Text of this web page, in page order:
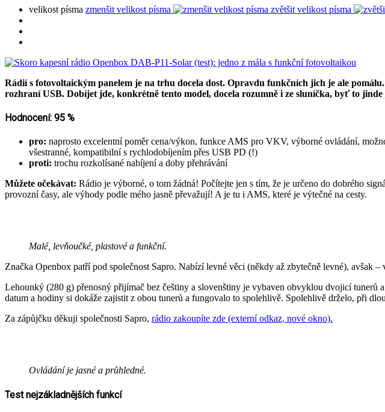
velikost písma zmenšit velikost písma zvětšit velikost písma
Rádií s fotovoltaickým panelem je na trhu docela dost. Opravdu funkčních jich je ale
rozhraní USB. Dobíjet jde, konkrétně tento model, docela rozumně i ze sluníčka, byť to
Hodnocení: 95 %
pro: naprosto excelentní poměr cena/výkon, funkce AMS pro VKV, výborné ovládání,
všestranné, kompatibilní s rychlodobíjením přes USB PD (!)
proti: trochu rozkolísané nabíjení a doby přehrávání
Můžete očekávat: Rádio je výborné, o tom žádná! Počítejte jen s tím, že je určeno do dobrého
provozní časy, ale výhody podle mého jasně převažují! A je tu i AMS, které je výtečné na cesty.
Malé, levňoučké, plastové a funkční.
Značka Openbox patří pod společnost Sapro. Nabízí levné věci (někdy až zbytečně levné), avšak
Lehounký (280 g) přenosný přijímač bez češtiny a slovenštiny je vybaven obvyklou dvojicí
datum a hodiny si dokáže zajistit z obou tunerů a fungovalo to spolehlivě. Spolehlivě drželo, při
Za zápůjčku děkuji společnosti Sapro, rádio zakoupíte zde (externí odkaz, nové okno).
Ovládání je jasné a průhledné.
Test nejzákladnějších funkcí